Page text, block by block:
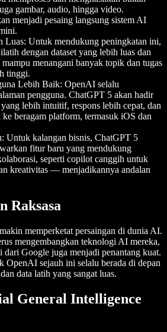
gambar, audio, hingga video.
menjadi pesaing langsung sistem AI
Luas: Untuk mendukung peningkatan ini,
dengan dataset yang lebih luas dan
mampu menangani banyak topik dan tugas
tinggi.
Lebih Baik: OpenAI selalu
pengguna. ChatGPT 5 akan hadir
lebih intuitif, respons lebih cepat, dan
beragam platform, termasuk iOS dan
Untuk kalangan bisnis, ChatGPT 5
fitur baru yang mendukung
seperti copilot canggih untuk
kreativitas — menjadikannya andalan
Raksasa
memperketat persaingan di dunia AI.
mengembangkan teknologi AI mereka,
dari Google juga menjadi penantang kuat.
sejauh ini selalu berada di depan
data latih yang sangat luas.
General Intelligence